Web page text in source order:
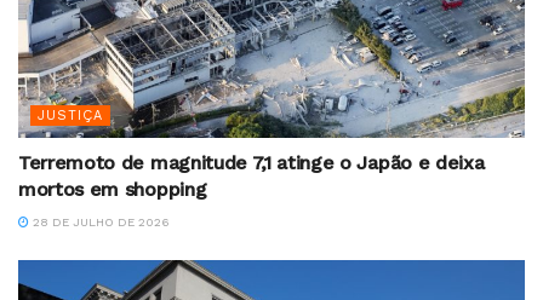
JUSTIÇA
Terremoto de magnitude 7,1 atinge o Japão e deixa
mortos em shopping
28 DE JULHO DE 2026